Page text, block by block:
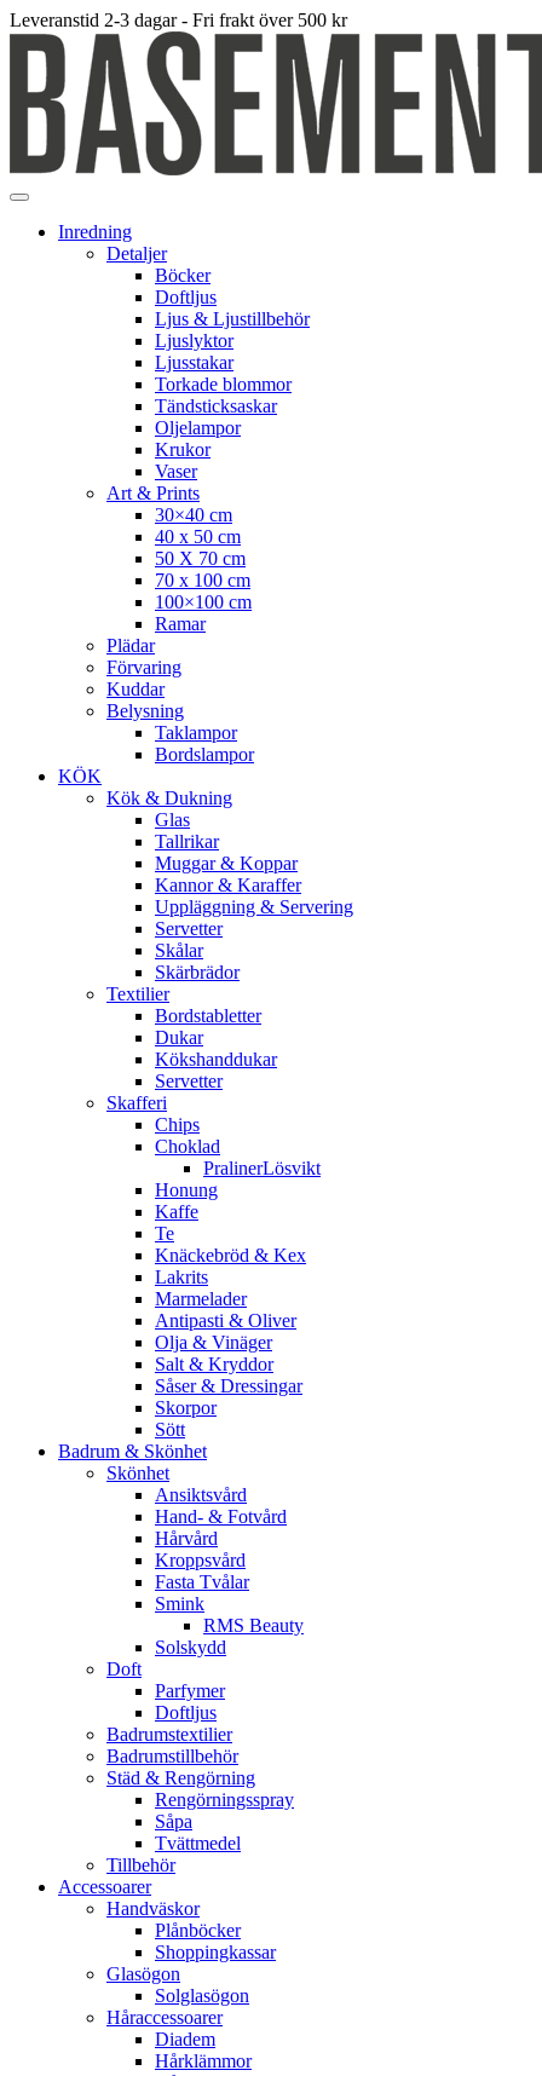
Leveranstid 2-3 dagar - Fri frakt över 500 kr
Inredning
Detaljer
Böcker
Doftljus
Ljus & Ljustillbehör
Ljuslyktor
Ljusstakar
Torkade blommor
Tändsticksaskar
Oljelampor
Krukor
Vaser
Art & Prints
30×40 cm
40 x 50 cm
50 X 70 cm
70 x 100 cm
100×100 cm
Ramar
Plädar
Förvaring
Kuddar
Belysning
Taklampor
Bordslampor
KÖK
Kök & Dukning
Glas
Tallrikar
Muggar & Koppar
Kannor & Karaffer
Uppläggning & Servering
Servetter
Skålar
Skärbrädor
Textilier
Bordstabletter
Dukar
Kökshanddukar
Servetter
Skafferi
Chips
Choklad
PralinerLösvikt
Honung
Kaffe
Te
Knäckebröd & Kex
Lakrits
Marmelader
Antipasti & Oliver
Olja & Vinäger
Salt & Kryddor
Såser & Dressingar
Skorpor
Sött
Badrum & Skönhet
Skönhet
Ansiktsvård
Hand- & Fotvård
Hårvård
Kroppsvård
Fasta Tvålar
Smink
RMS Beauty
Solskydd
Doft
Parfymer
Doftljus
Badrumstextilier
Badrumstillbehör
Städ & Rengörning
Rengörningsspray
Såpa
Tvättmedel
Tillbehör
Accessoarer
Handväskor
Plånböcker
Shoppingkassar
Glasögon
Solglasögon
Håraccessoarer
Diadem
Hårklämmor